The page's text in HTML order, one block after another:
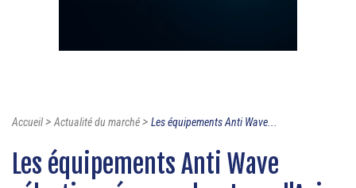
Accueil>Actualité du marché> Les équipements Anti Wave...
Les équipements Anti Wave